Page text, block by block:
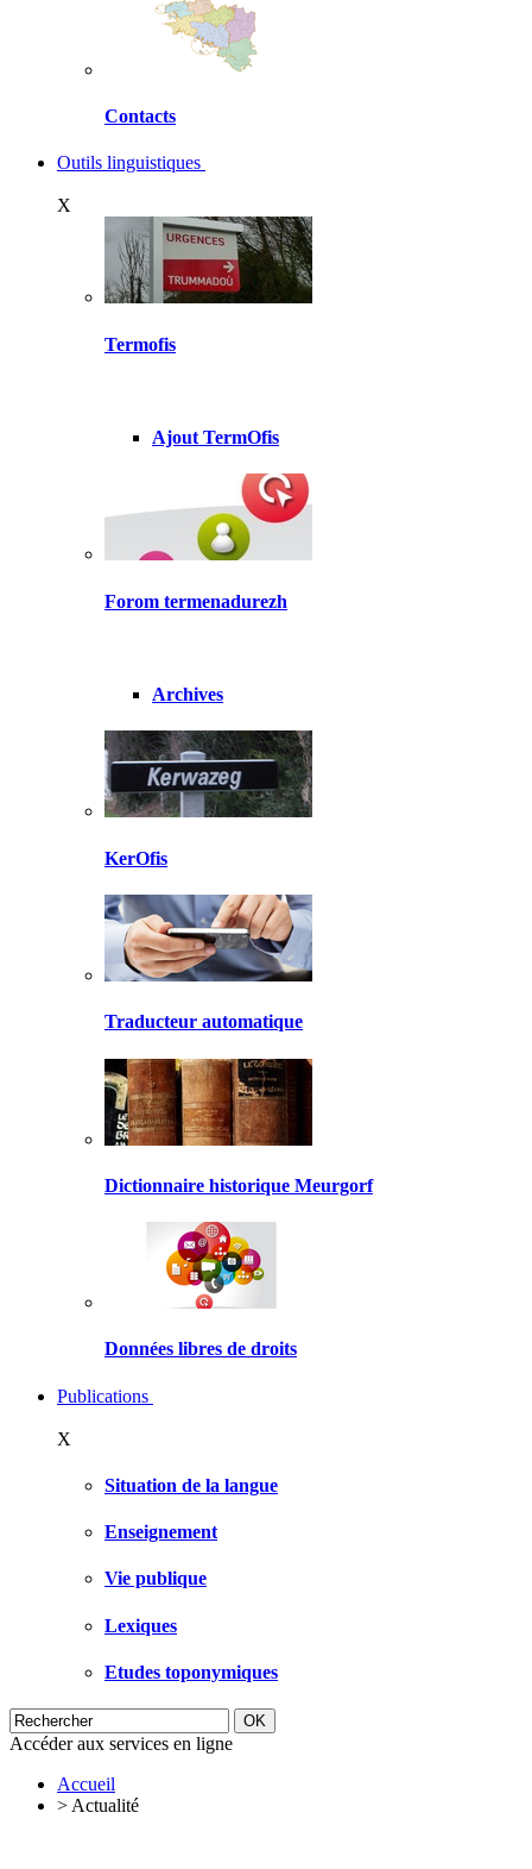
Contacts
Outils linguistiques
X
Termofis
Ajout TermOfis
Forom termenadurezh
Archives
KerOfis
Traducteur automatique
Dictionnaire historique Meurgorf
Données libres de droits
Publications
X
Situation de la langue
Enseignement
Vie publique
Lexiques
Etudes toponymiques
Accéder aux services en ligne
Accueil
> Actualité